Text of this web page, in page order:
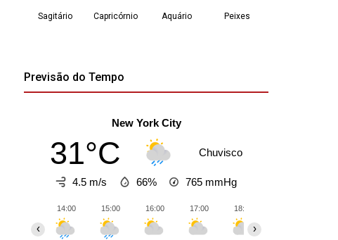
Previsão do Tempo
New York City
31°C Chuvisco
4.5 m/s 66% 765 mmHg
14:00 15:00 16:00 17:00 18:00
‹ ›